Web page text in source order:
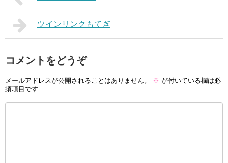
ツインリンクもてぎ
コメントをどうぞ
メールアドレスが公開されることはありません。 ※ が付いている欄は必
須項目です